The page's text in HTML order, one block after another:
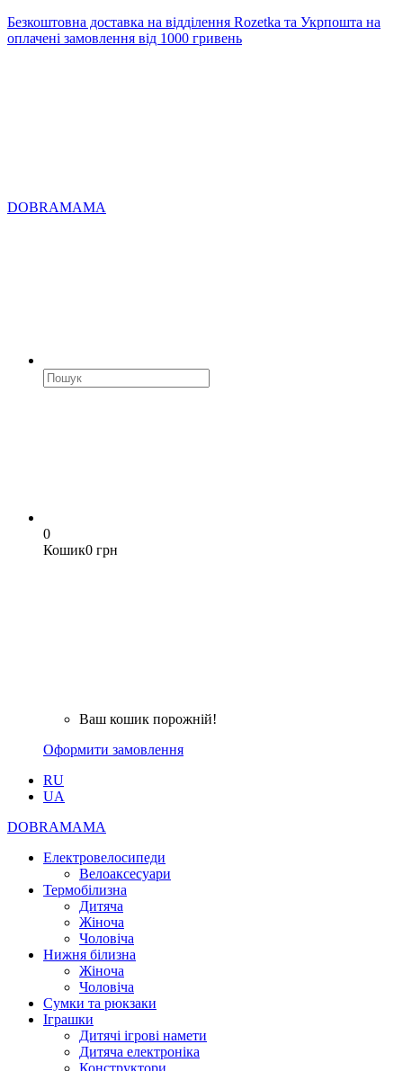
Безкоштовна доставка на відділення Rozetka та Укрпошта на
оплачені замовлення від 1000 гривень
DOBRAMAMA
0
Кошик0 грн
Ваш кошик порожній!
Оформити замовлення
RU
UA
DOBRAMAMA
Електровелосипеди
Велоаксесуари
Термобілизна
Дитяча
Жіноча
Чоловіча
Нижня білизна
Жіноча
Чоловіча
Сумки та рюкзаки
Іграшки
Дитячі ігрові намети
Дитяча електроніка
Конструктори